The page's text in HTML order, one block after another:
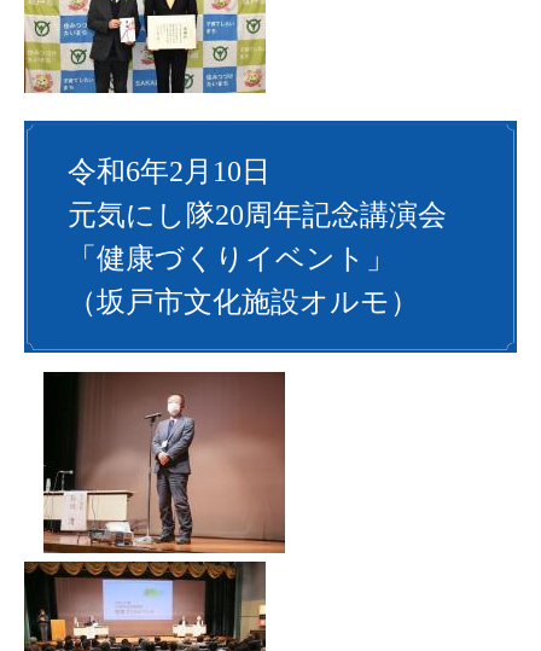
令和6年2月10日
元気にし隊20周年記念講演会
「健康づくりイベント」
（坂戸市文化施設オルモ）